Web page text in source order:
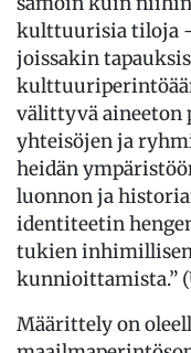
kulttuurisia tiloja
joissakin
välittyvä
yhteisöjen ja
heidän
luonnon ja
identiteetin
tukien
kunnioittamista.”
Määrittely on